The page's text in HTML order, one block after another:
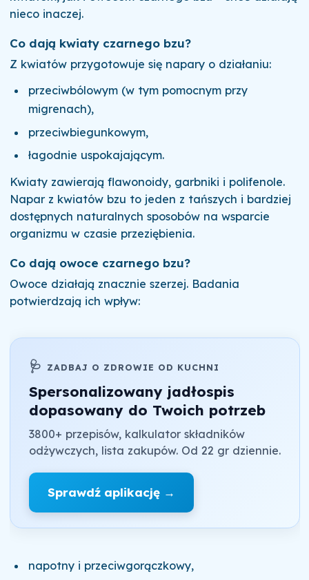
nieco inaczej.
Co dają kwiaty czarnego bzu?
Z kwiatów przygotowuje się napary o działaniu:
przeciwbólowym (w tym pomocnym przy
migrenach),
przeciwbiegunkowym,
łagodnie uspokajającym.
Kwiaty zawierają flawonoidy, garbniki i polifenole.
Napar z kwiatów bzu to jeden z tańszych i bardziej
dostępnych naturalnych sposobów na wsparcie
organizmu w czasie przeziębienia.
Co dają owoce czarnego bzu?
Owoce działają znacznie szerzej. Badania
potwierdzają ich wpływ:
🩺 ZADBAJ O ZDROWIE OD KUCHNI
Spersonalizowany jadłospis
dopasowany do Twoich potrzeb
3800+ przepisów, kalkulator składników
odżywczych, lista zakupów. Od 22 gr dziennie.
Sprawdź aplikację →
napotny i przeciwgorączkowy,